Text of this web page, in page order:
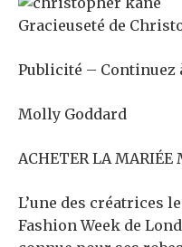
Gracieuseté de
Publicité – Continuez
Molly Goddard
ACHETER LA MARIÉE
L’une des créatrices
Fashion Week de